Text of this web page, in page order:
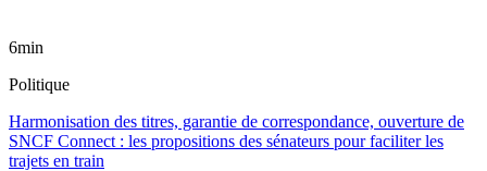
6min
Politique
Harmonisation des titres, garantie de correspondance, ouverture de
SNCF Connect : les propositions des sénateurs pour faciliter les
trajets en train